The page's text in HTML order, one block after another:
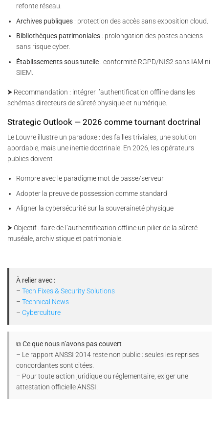
refonte réseau.
Archives publiques : protection des accès sans exposition cloud.
Bibliothèques patrimoniales : prolongation des postes anciens
sans risque cyber.
Établissements sous tutelle : conformité RGPD/NIS2 sans IAM ni
SIEM.
⮞ Recommandation : intégrer l’authentification offline dans les
schémas directeurs de sûreté physique et numérique.
Strategic Outlook — 2026 comme tournant doctrinal
Le Louvre illustre un paradoxe : des failles triviales, une solution
abordable, mais une inertie doctrinale. En 2026, les opérateurs
publics doivent :
Rompre avec le paradigme mot de passe/serveur
Adopter la preuve de possession comme standard
Aligner la cybersécurité sur la souveraineté physique
⮞ Objectif : faire de l’authentification offline un pilier de la sûreté
muséale, archivistique et patrimoniale.
À relier avec :
–Tech Fixes & Security Solutions
–Technical News
– Cyberculture
⧉ Ce que nous n’avons pas couvert
– Le rapport ANSSI 2014 reste non public : seules les reprises
concordantes sont citées.
– Pour toute action juridique ou réglementaire, exiger une
attestation officielle ANSSI.